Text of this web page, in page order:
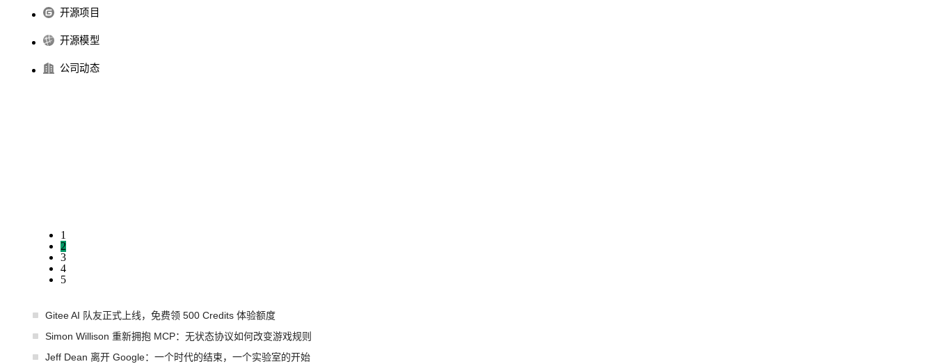
开源项目
开源模型
公司动态
1
2
3
4
5
Gitee AI 队友正式上线，免费领 500 Credits 体验额度
Simon Willison 重新拥抱 MCP：无状态协议如何改变游戏规则
Jeff Dean 离开 Google：一个时代的结束，一个实验室的开始